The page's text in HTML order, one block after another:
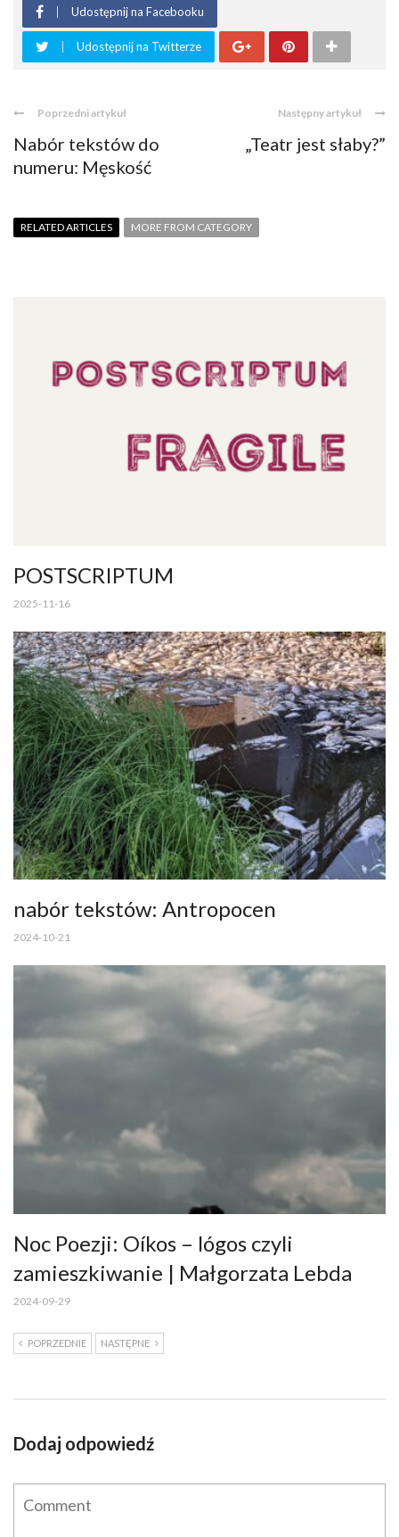
Udostępnij na Facebooku
Udostępnij na Twitterze
Poprzedni artykuł
Nabór tekstów do
numeru: Męskość
Następny artykuł
„Teatr jest słaby?”
RELATED ARTICLES MORE FROM CATEGORY
POSTSCRIPTUM
2025-11-16
nabór tekstów: Antropocen
2024-10-21
Noc Poezji: Oíkos – lógos czyli
zamieszkiwanie | Małgorzata Lebda
2024-09-29
POPRZEDNIE NASTĘPNE
Dodaj odpowiedź